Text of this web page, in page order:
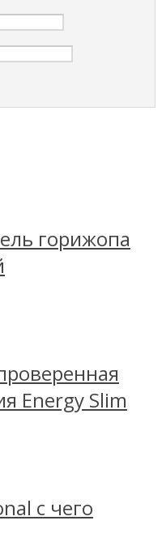
горижопа
Energy Slim
с чего